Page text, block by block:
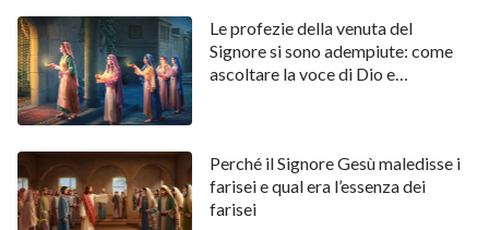
Il pomeriggio successivo, sorella Wang venne a
trovarmi con uno stralcio di giornale pubblicato a
Hong Kong e un libro contenente le parole di Dio. Mi
mostrò il giornale, dicendo: “Le parole di Dio sono
Le profezie della venuta del
Signore si sono adempiute: come
ascoltare la voce di Dio e
Perché il Signore Gesù maledisse i
farisei e qual era l’essenza dei
farisei